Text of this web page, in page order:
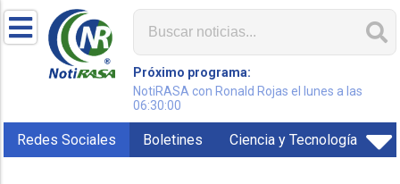
Próximo programa:
NotiRASA con Ronald Rojas el lunes a las
06:30:00
Redes Sociales Boletines Ciencia y Tecnología